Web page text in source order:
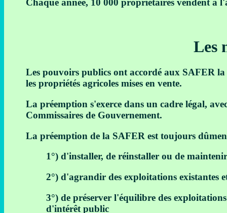
Les
Les pouvoirs publics ont accordé aux SAFER
les propriétés agricoles mises en vente.
La préemption s'exerce dans un cadre légal,
Commissaires de Gouvernement.
La préemption de la SAFER est toujours
1°) d'installer, de réinstaller ou de
2°) d'agrandir des exploitations
3°) de préserver l'équilibre des
d'intérêt public